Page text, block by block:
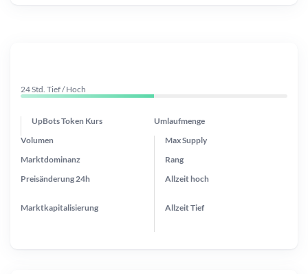
24 Std. Tief / Hoch
UpBots Token Kurs Umlaufmenge
Preisänderung24h
Max Supply
Marktdominanz
Marktkapitalisierung
Volumen
Rang
Allzeithoch
AllzeitTief